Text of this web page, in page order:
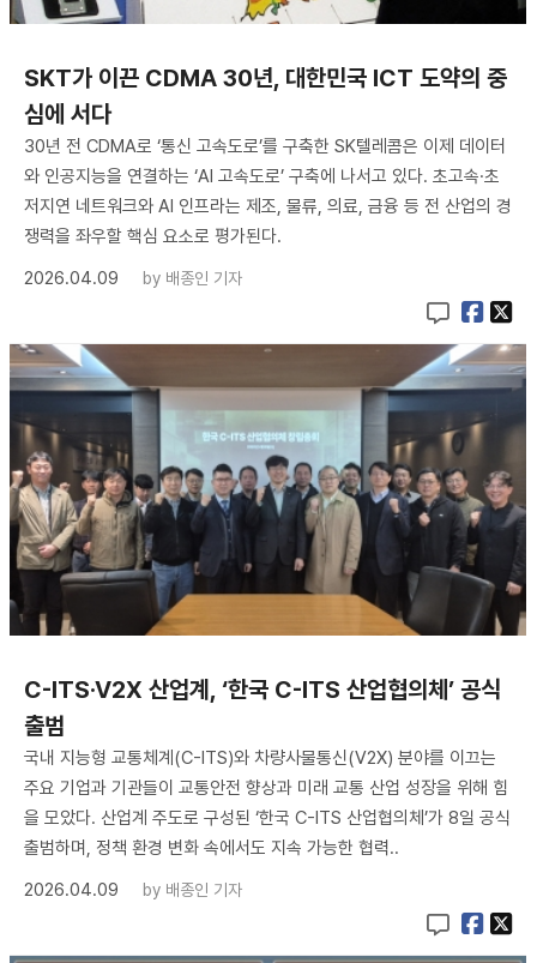
SKT가 이끈 CDMA 30년, 대한민국 ICT 도약의 중
심에 서다
30년 전 CDMA로 ‘통신 고속도로’를 구축한 SK텔레콤은 이제 데이터
와 인공지능을 연결하는 ‘AI 고속도로’ 구축에 나서고 있다. 초고속·초
저지연 네트워크와 AI 인프라는 제조, 물류, 의료, 금융 등 전 산업의 경
쟁력을 좌우할 핵심 요소로 평가된다.
2026.04.09
by 배종인 기자
C-ITS·V2X 산업계, ‘한국 C-ITS 산업협의체’ 공식
출범
국내 지능형 교통체계(C-ITS)와 차량사물통신(V2X) 분야를 이끄는
주요 기업과 기관들이 교통안전 향상과 미래 교통 산업 성장을 위해 힘
을 모았다. 산업계 주도로 구성된 ‘한국 C-ITS 산업협의체’가 8일 공식
출범하며, 정책 환경 변화 속에서도 지속 가능한 협력..
2026.04.09
by 배종인 기자